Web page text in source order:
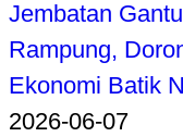
Jembatan
Rampung,
Ekonomi Batik
2026-06-07